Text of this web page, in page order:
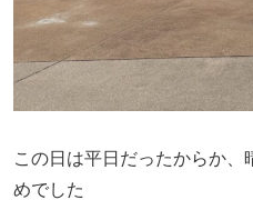
この日は平日だったからか
めでした